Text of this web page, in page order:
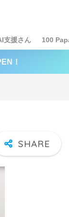
支援さん 100
！